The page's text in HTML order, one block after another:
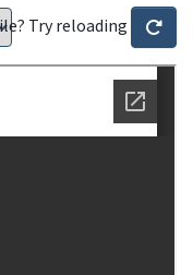
Try reloading